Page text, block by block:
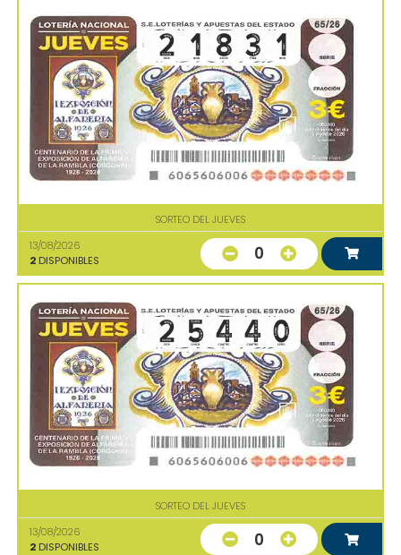
SORTEO DEL JUEVES
13/08/2026
2 DISPONIBLES 0
SORTEO DEL JUEVES
13/08/2026
2 DISPONIBLES 0